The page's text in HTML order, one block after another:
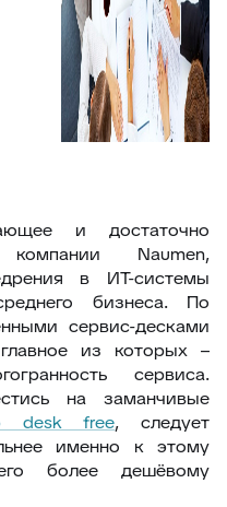
и достаточно
Naumen,
в ИТ-системы
бизнеса. По
сервис-десками
из которых –
сервиса.
на заманчивые
desk free, следует
именно к этому
более дешёвому